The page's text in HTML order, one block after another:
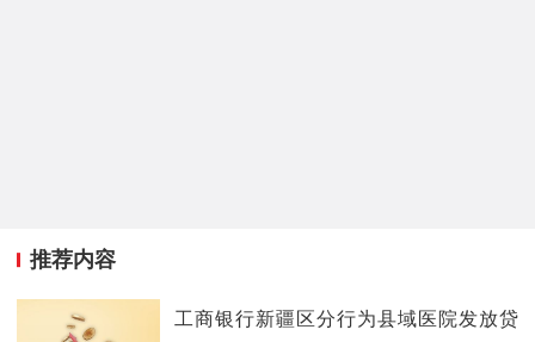
推荐内容
工商银行新疆区分行为县域医院发放贷